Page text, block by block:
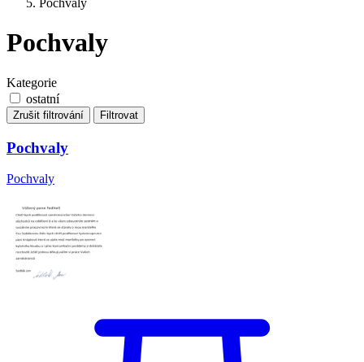
Pochvaly
Pochvaly
Kategorie
ostatní
Zrušit filtrování Filtrovat
Pochvaly
Pochvaly